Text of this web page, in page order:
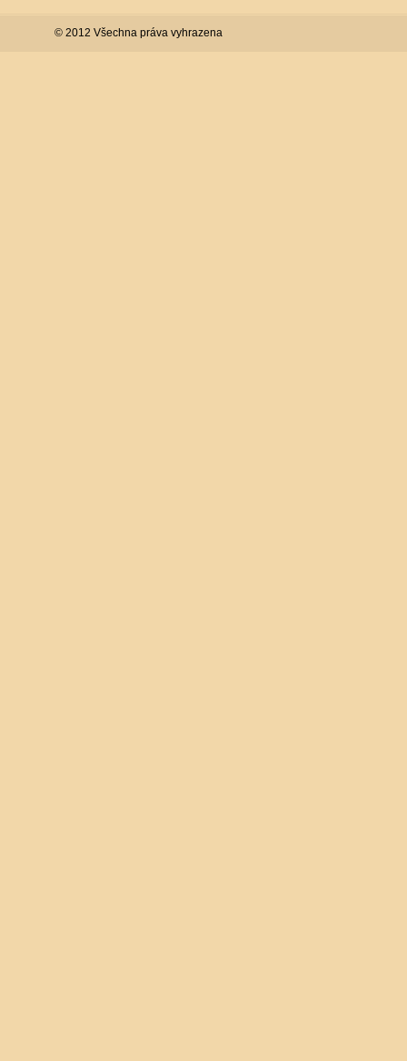
© 2012 Všechna práva vyhrazena